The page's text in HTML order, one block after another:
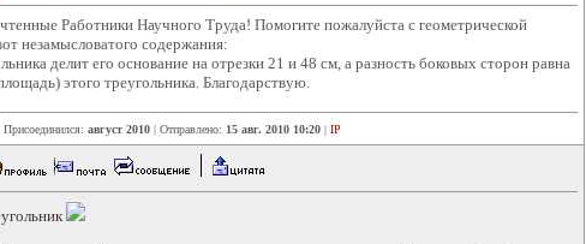
Работники Научного Труда! Помогите пожалуйста с геометрической
незамысловатого содержания:
делит его основание на отрезки 21 и 48 см, а разность боковых сторон равна
этого треугольника. Благодарствую.
Присоединился: август 2010 | Отправлено: 15 авг. 2010 10:20 | IP